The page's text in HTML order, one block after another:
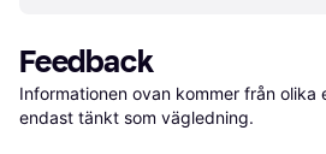
Feedback
Informationen ovan kommer från olika
endast tänkt som vägledning.